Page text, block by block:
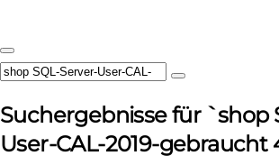
Suchergebnisse für `shop
User-CAL-2019-gebraucht